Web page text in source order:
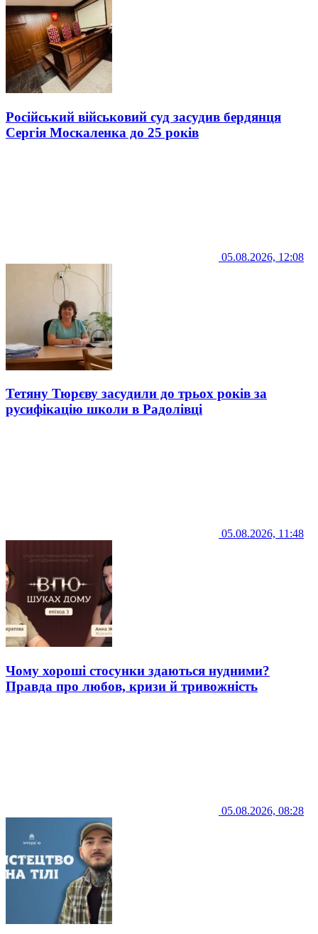
Російський військовий суд засудив бердянця
Сергія Москаленка до 25 років
05.08.2026, 12:08
Тетяну Тюрєву засудили до трьох років за
русифікацію школи в Радолівці
05.08.2026, 11:48
Чому хороші стосунки здаються нудними?
Правда про любов, кризи й тривожність
05.08.2026, 08:28